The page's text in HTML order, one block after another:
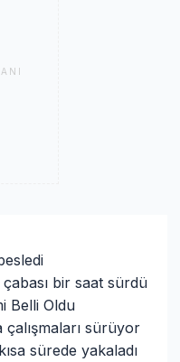
çabası bir saat sürdü
Belli Oldu
sürüyor
sürede yakaladı